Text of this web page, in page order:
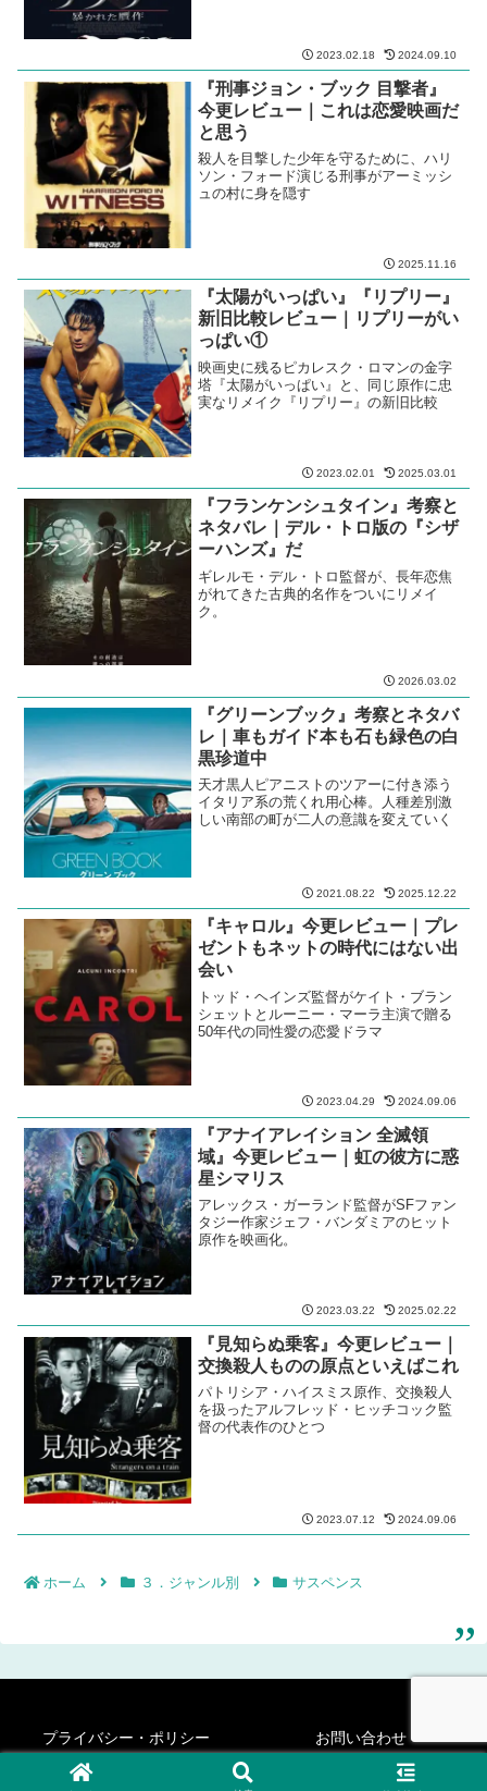
2023.02.18 2024.09.10
『刑事ジョン・ブック 目撃者』
今更レビュー｜これは恋愛映画だ
と思う
殺人を目撃した少年を守るために、ハリ
ソン・フォード演じる刑事がアーミッシ
ュの村に身を隠す
2025.11.16
『太陽がいっぱい』『リプリー』
新旧比較レビュー｜リプリーがい
っぱい①
映画史に残るピカレスク・ロマンの金字
塔『太陽がいっぱい』と、同じ原作に忠
実なリメイク『リプリー』の新旧比較
2023.02.01 2025.03.01
『フランケンシュタイン』考察と
ネタバレ｜デル・トロ版の『シザ
ーハンズ』だ
ギレルモ・デル・トロ監督が、長年恋焦
がれてきた古典的名作をついにリメイ
ク。
2026.03.02
『グリーンブック』考察とネタバ
レ｜車もガイド本も石も緑色の白
黒珍道中
天才黒人ピアニストのツアーに付き添う
イタリア系の荒くれ用心棒。人種差別激
しい南部の町が二人の意識を変えていく
2021.08.22 2025.12.22
『キャロル』今更レビュー｜プレ
ゼントもネットの時代にはない出
会い
トッド・ヘインズ監督がケイト・ブラン
シェットとルーニー・マーラ主演で贈る
50年代の同性愛の恋愛ドラマ
2023.04.29 2024.09.06
『アナイアレイション 全滅領
域』今更レビュー｜虹の彼方に惑
星シマリス
アレックス・ガーランド監督がSFファン
タジー作家ジェフ・バンダミアのヒット
原作を映画化。
2023.03.22 2025.02.22
『見知らぬ乗客』今更レビュー｜
交換殺人ものの原点といえばこれ
パトリシア・ハイスミス原作、交換殺人
を扱ったアルフレッド・ヒッチコック監
督の代表作のひとつ
2023.07.12 2024.09.06
ホーム ３．ジャンル別 サスペンス
プライバシー・ポリシー お問い合わせ
© 2020-2026 シネフィリー・ステディ・ゴー！.